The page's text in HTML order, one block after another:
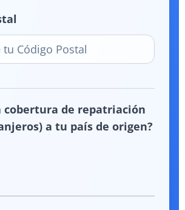
cobertura de repatriación
a tu país de origen?